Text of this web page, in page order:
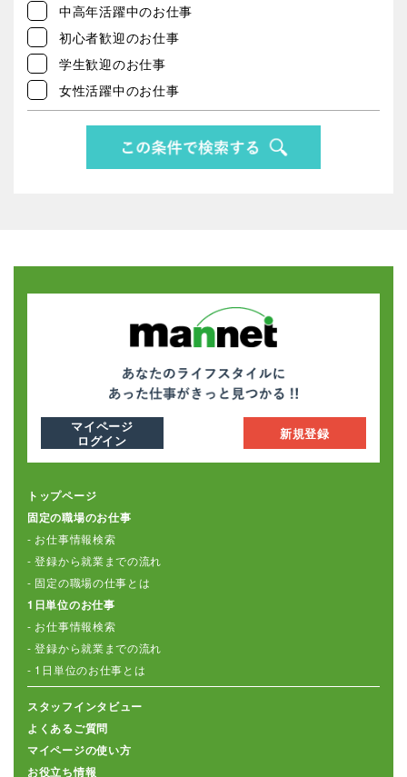
中高年活躍中のお仕事
初心者歓迎のお仕事
学生歓迎のお仕事
女性活躍中のお仕事
マイページ
ログイン
新規登録
トップページ
固定の職場のお仕事
- お仕事情報検索
- 登録から就業までの流れ
- 固定の職場の仕事とは
1日単位のお仕事
- お仕事情報検索
- 登録から就業までの流れ
- 1日単位のお仕事とは
スタッフインタビュー
よくあるご質問
マイページの使い方
お役立ち情報